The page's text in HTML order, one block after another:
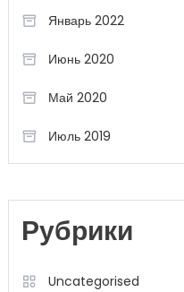
Январь 2022
Июнь 2020
Май 2020
Июль 2019
Рубрики
Uncategorised